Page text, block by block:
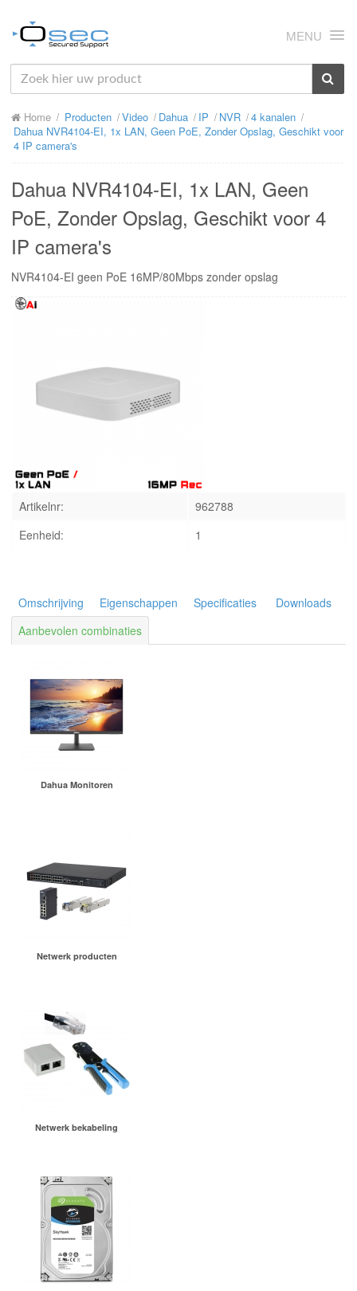
MENU
HOME
OVER ONS
PRODUCTEN
SUPPORT
RMA
Home Producten Video Dahua IP NVR
4 kanalen
Dahua NVR4104-EI, 1x LAN, Geen PoE, Zonder Opslag, Geschikt voor
4 IP camera's
Dahua NVR4104-EI, 1x LAN, Geen
PoE, Zonder Opslag, Geschikt voor 4
IP camera's
NVR4104-EI geen PoE 16MP/80Mbps zonder opslag
Artikelnr:
962788
Eenheid:
1
Omschrijving Eigenschappen Specificaties
Downloads
Aanbevolen combinaties
Dahua Monitoren
Netwerk producten
Netwerk bekabeling